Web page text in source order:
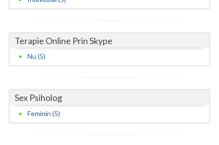
Terapie Online Prin Skype
Nu (5)
Sex Psiholog
Feminin (5)